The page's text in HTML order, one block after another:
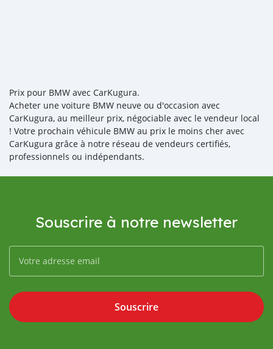
Prix pour BMW avec CarKugura.
Acheter une voiture BMW neuve ou d'occasion avec
CarKugura, au meilleur prix, négociable avec le vendeur local
! Votre prochain véhicule BMW au prix le moins cher avec
CarKugura grâce à notre réseau de vendeurs certifiés,
professionnels ou indépendants.
Souscrire à notre newsletter
Souscrire